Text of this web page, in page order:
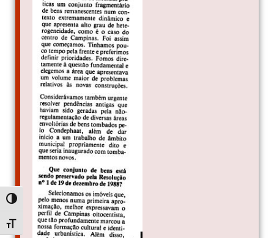
Alternar alto contraste
Alternar tamanho da fonte